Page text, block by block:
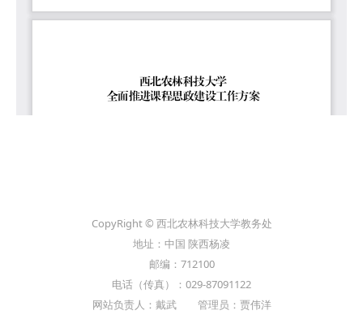
CopyRight © 西北农林科技大学教务处
地址：中国 陕西杨凌
邮编：712100
电话（传真）：029-87091122
网站负责人：戴武 管理员：贾伟洋